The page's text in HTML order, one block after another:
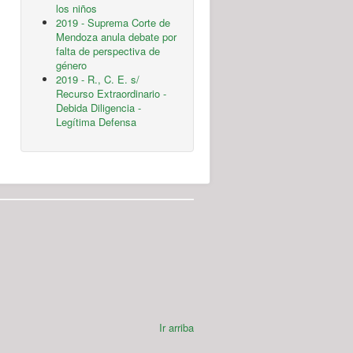
los niños
2019 - Suprema Corte de
Mendoza anula debate por
falta de perspectiva de
género
2019 - R., C. E. s/
Recurso Extraordinario -
Debida Diligencia -
Legítima Defensa
Ir arriba